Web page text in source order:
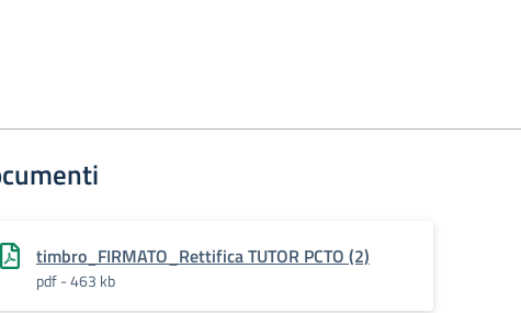
timbro_FIRMATO_Rettifica TUTOR PCTO (2)
pdf - 463 kb